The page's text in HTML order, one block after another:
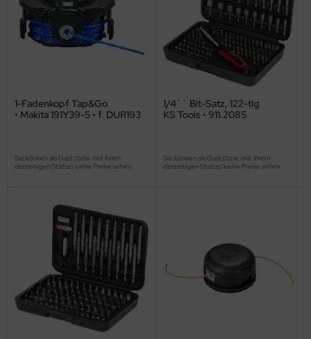
1-Fadenkopf Tap&Go
• Makita 191Y39-5 • f. DUR193
Sie können als Gast (bzw. mit Ihrem
derzeitigen Status) keine Preise sehen.
1/4`` Bit-Satz, 122-tlg
KS Tools • 911.2085
Sie können als Gast (bzw. mit Ihrem
derzeitigen Status) keine Preise sehen.